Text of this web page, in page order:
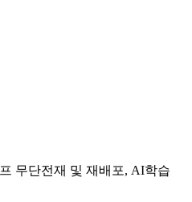
무단전재 및 재배포, AI학습